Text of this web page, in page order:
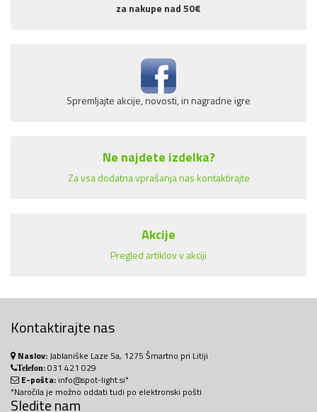
za nakupe nad 50€
Spremljajte akcije, novosti, in nagradne igre
Ne najdete izdelka?
Za vsa dodatna vprašanja nas kontaktirajte
Akcije
Pregled artiklov v akciji
Kontaktirajte nas
Naslov:Jablaniške Laze 5a, 1275 Šmartno pri Litiji
Telefon:031 421 029
E-pošta: info@spot-light.si*
*Naročila je možno oddati tudi po elektronski pošti
Sledite nam